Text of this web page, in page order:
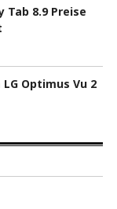
Tab 8.9 Preise
Optimus Vu 2